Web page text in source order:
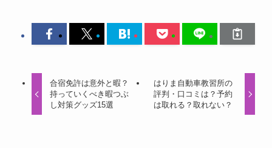
合宿免許は意外と暇？
持っていくべき暇つぶ
し対策グッズ15選
はりま自動車教習所の
評判・口コミは？予約
は取れる？取れない？